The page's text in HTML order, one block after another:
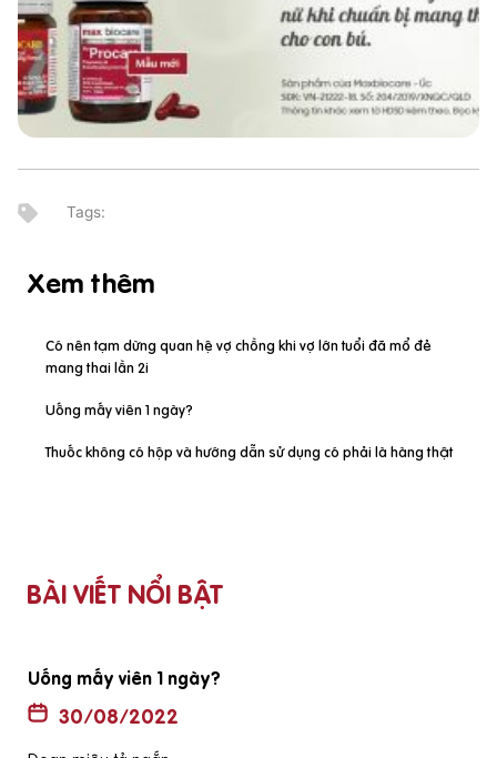
Xem thêm
Có nên tạm dừng quan hệ vợ chồng khi vợ lớn tuổi đã mổ đẻ
mang thai lần 2i
Uống mấy viên 1 ngày?
Thuốc không có hộp và hướng dẫn sử dụng có phải là hàng thật
BÀI VIẾT NỔI BẬT
Thuốc không có hộp và hướng dẫn sử dụng có phải là
hàng thật
30/08/2022